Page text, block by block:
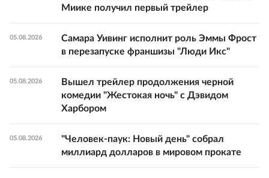
Миике получил первый трейлер
05.08.2026
Самара Уивинг исполнит роль Эммы Фрост
в перезапуске франшизы "Люди Икс"
05.08.2026
Вышел трейлер продолжения черной
комедии "Жестокая ночь" с Дэвидом
Харбором
05.08.2026
"Человек-паук: Новый день" собрал
миллиард долларов в мировом прокате